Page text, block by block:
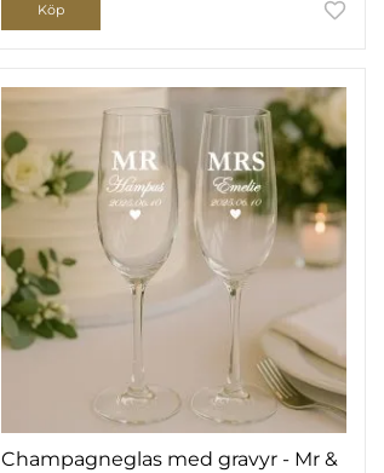
Köp
Champagneglas med gravyr - Mr &